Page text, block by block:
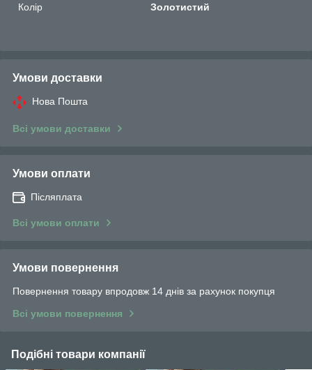
Колір
Золотистий
Умови доставки
Нова Пошта
Всі умови доставки
Умови оплати
Післяплата
Всі умови оплати
Умови повернення
Повернення товару впродовж 14 днів за рахунок покупця
Всі умови повернення
Подібні товари компанії